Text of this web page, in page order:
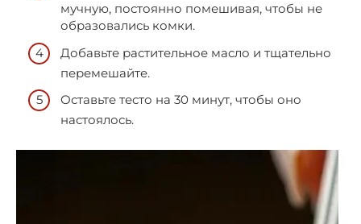
мучную, постоянно помешивая, чтобы не
образовались комки.
Добавьте растительное масло и тщательно
перемешайте.
Оставьте тесто на 30 минут, чтобы оно
настоялось.